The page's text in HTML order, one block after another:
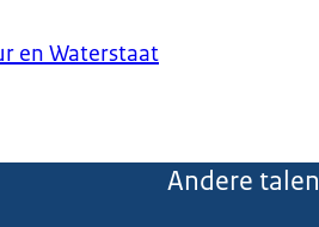
en Waterstaat
Andere talen